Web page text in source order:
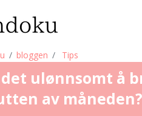
bloggen Tips
det ulønnsomt å
av